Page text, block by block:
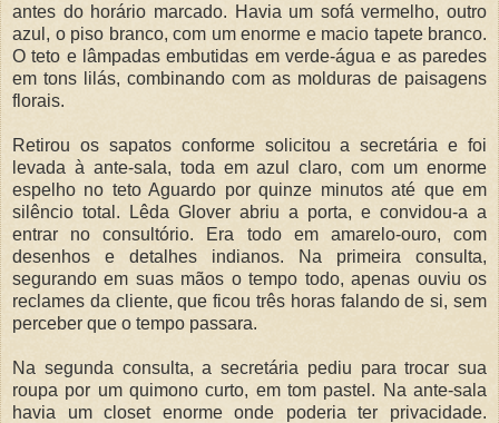
antes do horário marcado. Havia um sofá vermelho, outro
azul, o piso branco, com um enorme e macio tapete branco.
O teto e lâmpadas embutidas em verde-água e as paredes
em tons lilás, combinando com as molduras de paisagens
florais.
Retirou os sapatos conforme solicitou a secretária e foi
levada à ante-sala, toda em azul claro, com um enorme
espelho no teto Aguardo por quinze minutos até que em
silêncio total. Lêda Glover abriu a porta, e convidou-a a
entrar no consultório. Era todo em amarelo-ouro, com
desenhos e detalhes indianos. Na primeira consulta,
segurando em suas mãos o tempo todo, apenas ouviu os
reclames da cliente, que ficou três horas falando de si, sem
perceber que o tempo passara.
Na segunda consulta, a secretária pediu para trocar sua
roupa por um quimono curto, em tom pastel. Na ante-sala
havia um closet enorme onde poderia ter privacidade.